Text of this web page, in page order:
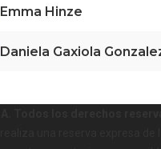
Emma Hinze
Daniela Gaxiola